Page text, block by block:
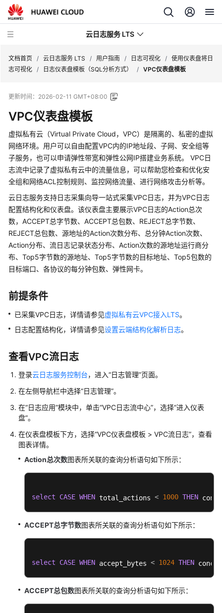
云日志服务 LTS
新
动
态
功
能
总
览
产
品
介
绍
计
费
明
快
入
户
指
通
过
IAM
授
LTS
的
权
买
LTS
资
文档首页 / 云日志服务 LTS / 用户指南 / 日志可视化 / 使用仪表盘将日
志可视化 / 日志仪表盘模板（SQL分析方式） / VPC仪表盘模板
更新时间： 2026-02-11 GMT+08:00
VPC仪表盘模板
虚拟私有云（Virtual Private Cloud，VPC）是隔离的、私密的虚拟
网络环境。用户可以自由配置VPC内的IP地址段、子网、安全组等
子服务，也可以申请弹性带宽和弹性公网IP搭建业务系统。 VPC日
志流中记录了虚拟私有云中的流量信息，可以帮助您检查和优化安
全组和网络ACL控制规则、监控网络流量、进行网络攻击分析等。
云日志服务支持日志采集向导一站式采集VPC日志，并为VPC日志
配置结构化和仪表盘。该仪表盘主要展示VPC日志的Action总次
数，ACCEPT总字节数、ACCEPT总包数、REJECT总字节数、
REJECT总包数、源地址的Action次数分布、总分钟Action次数、
Action分布、流日志记录状态分布、Action次数的源地址运行商分
布、Top5字节数的源地址、Top5字节数的目标地址、Top5包数的
目标端口、各协议的每分钟包数、弹性网卡。
前提条件
已采集VPC日志，详情请参见虚拟私有云VPC接入LTS。
日志配置结构化，详情请参见设置云端结构化解析日志。
查看VPC流日志
登录云日志服务控制台，进入“日志管理”页面。
在左侧导航栏中选择“日志管理”。
在“日志应用”模块中，单击“VPC日志流中心”，选择“进入仪表
盘”。
在仪表盘模板下方，选择“VPC仪表盘模板 > VPC流日志”，查看
图表详情。
Action总次数图表所关联的查询分析语句如下所示：
select CASE WHEN total_actions < 1000 THEN
ACCEPT总字节数图表所关联的查询分析语句如下所示：
select CASE WHEN accept_bytes < 1024 THEN
ACCEPT总包数图表所关联的查询分析语句如下所示：